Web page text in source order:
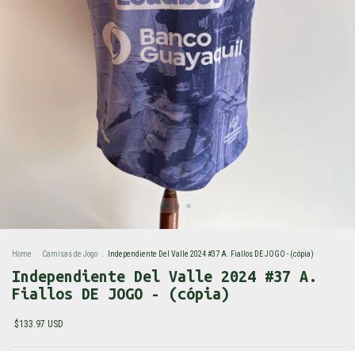
Home . Camisas de Jogo . Independiente Del Valle 2024 #37 A. Fiallos DE JOGO - (cópia)
Independiente Del Valle 2024 #37 A.
Fiallos DE JOGO - (cópia)
$133.97 USD